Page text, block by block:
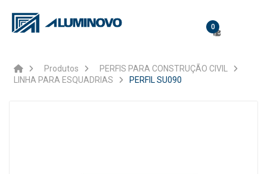
0
Produtos
PERFIS PARA CONSTRUÇÃO CIVIL
LINHA PARA ESQUADRIAS
PERFIL SU090